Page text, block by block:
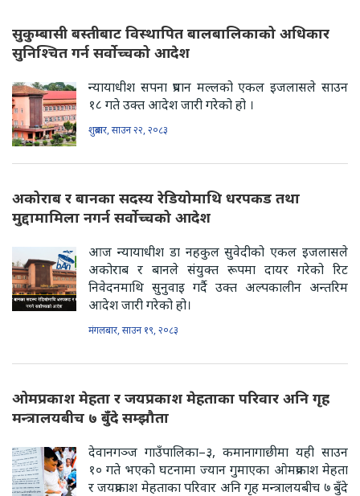
सुकुम्बासी बस्तीबाट विस्थापित बालबालिकाको अधिकार
सुनिश्चित गर्न सर्वोच्चको आदेश
न्यायाधीश सपना प्रधान मल्लको एकल इजलासले साउन
१८ गते उक्त आदेश जारी गरेको हो ।
शुक्रबार, साउन २२, २०८३
अकोराब र बानका सदस्य रेडियोमाथि धरपकड तथा
मुद्दामामिला नगर्न सर्वोच्चको आदेश
आज न्यायाधीश डा नहकुल सुवेदीको एकल इजलासले
अकोराब र बानले संयुक्त रूपमा दायर गरेको रिट
निवेदनमाथि सुनुवाइ गर्दै उक्त अल्पकालीन अन्तरिम
आदेश जारी गरेको हो।
मंगलबार, साउन १९, २०८३
ओमप्रकाश मेहता र जयप्रकाश मेहताका परिवार अनि गृह
मन्त्रालयबीच ७ बुँदे सम्झौता
देवानगञ्ज गाउँपालिका–३, कमानागाछीमा यही साउन
१० गते भएको घटनामा ज्यान गुमाएका ओमप्रकाश मेहता
र जयप्रकाश मेहताका परिवार अनि गृह मन्त्रालयबीच ७ बुँदे